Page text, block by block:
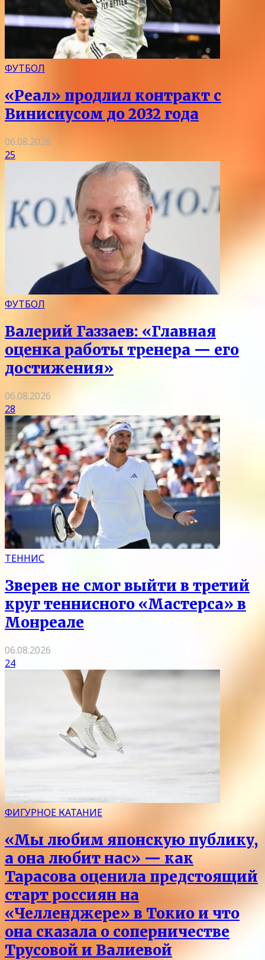
ФУТБОЛ
«Реал» продлил контракт с
Винисиусом до 2032 года
06.08.2026
25
ФУТБОЛ
Валерий Газзаев: «Главная
оценка работы тренера — его
достижения»
06.08.2026
28
ТЕННИС
Зверев не смог выйти в третий
круг теннисного «Мастерса» в
Монреале
06.08.2026
24
ФИГУРНОЕ КАТАНИЕ
«Мы любим японскую публику,
а она любит нас» — как
Тарасова оценила предстоящий
старт россиян на
«Челленджере» в Токио и что
она сказала о соперничестве
Трусовой и Валиевой